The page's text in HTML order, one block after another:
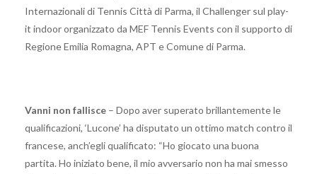
Internazionali di Tennis Città di Parma, il Challenger sul play-
it indoor organizzato da MEF Tennis Events con il supporto di
Regione Emilia Romagna, APT e Comune di Parma.
Vanni non fallisce – Dopo aver superato brillantemente le
qualificazioni, ‘Lucone’ ha disputato un ottimo match contro il
francese, anch’egli qualificato: “Ho giocato una buona
partita. Ho iniziato bene, il mio avversario non ha mai smesso